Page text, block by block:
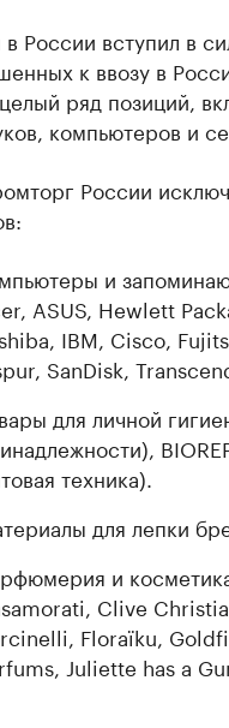
России вступил в
к ввозу в
ряд позиций,
компьютеров и
России
и
ASUS, Hewlett
IBM, Cisco,
SanDisk,
для личной
техника).
для лепки
и
Clive
Floraïku,
Juliette has a